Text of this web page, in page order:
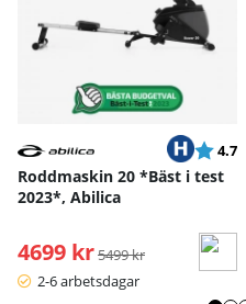
Betyg:
4.7
Roddmaskin 20 *Bäst i test
2023*, Abilica
4699 kr Ordinarie pris:
5499 kr
2-6 arbetsdagar